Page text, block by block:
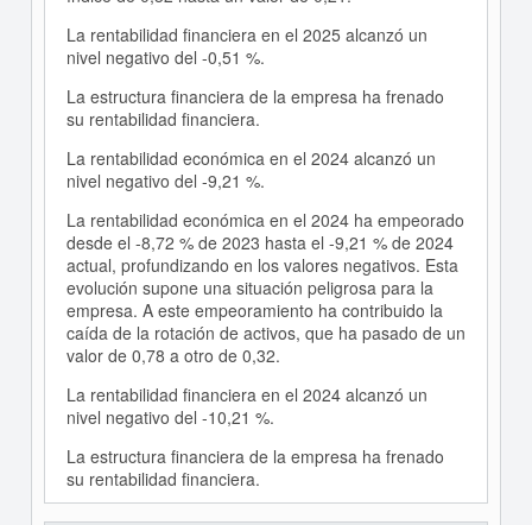
La rentabilidad financiera en el 2025 alcanzó un
nivel negativo del -0,51 %.
La estructura financiera de la empresa ha frenado
su rentabilidad financiera.
La rentabilidad económica en el 2024 alcanzó un
nivel negativo del -9,21 %.
La rentabilidad económica en el 2024 ha empeorado
desde el -8,72 % de 2023 hasta el -9,21 % de 2024
actual, profundizando en los valores negativos. Esta
evolución supone una situación peligrosa para la
empresa. A este empeoramiento ha contribuido la
caída de la rotación de activos, que ha pasado de un
valor de 0,78 a otro de 0,32.
La rentabilidad financiera en el 2024 alcanzó un
nivel negativo del -10,21 %.
La estructura financiera de la empresa ha frenado
su rentabilidad financiera.